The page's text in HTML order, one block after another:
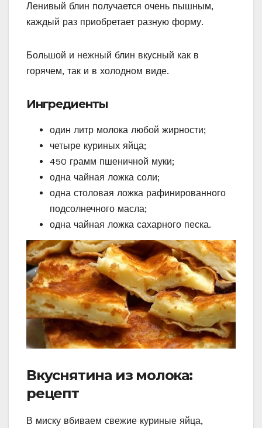
Ленивый блин получается очень пышным,
каждый раз приобретает разную форму.
Большой и нежный блин вкусный как в
горячем, так и в холодном виде.
Ингредиенты
один литр молока любой жирности;
четыре куриных яйца;
450 грамм пшеничной муки;
одна чайная ложка соли;
одна столовая ложка рафинированного
подсолнечного масла;
одна чайная ложка сахарного песка.
Вкуснятина из молока:
рецепт
В миску вбиваем свежие куриные яйца,